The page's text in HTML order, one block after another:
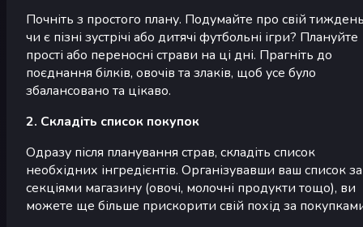
Почніть з простого плану. Подумайте про свій
чи є пізні зустрічі або дитячі футбольні ігри? Плануйте
прості або переносні страви на ці дні. Прагніть до
поєднання білків, овочів та злаків, щоб усе було
збалансовано та цікаво.
2. Складіть список покупок
Одразу після планування страв, складіть список
необхідних інгредієнтів. Організувавши ваш список за
секціями магазину (овочі, молочні продукти тощо), ви
можете ще більше прискорити свій похід за